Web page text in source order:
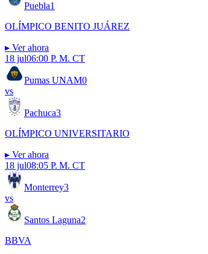
Puebla1
OLÍMPICO BENITO JUÁREZ
▸ Ver ahora
18 jul06:00 P. M. CT
Pumas UNAM0
vs
Pachuca3
OLÍMPICO UNIVERSITARIO
▸ Ver ahora
18 jul08:05 P. M. CT
Monterrey3
vs
Santos Laguna2
BBVA